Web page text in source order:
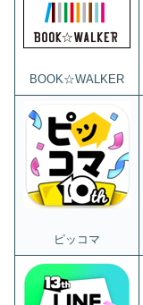
BOOK☆WALKER
ピッコマ